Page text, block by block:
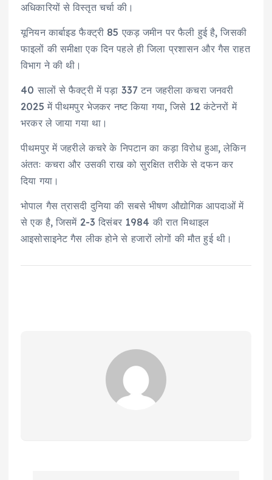
अधिकारियों से विस्तृत चर्चा की।
यूनियन कार्बाइड फैक्ट्री 85 एकड़ जमीन पर फैली हुई है, जिसकी
फाइलों की समीक्षा एक दिन पहले ही जिला प्रशासन और गैस राहत
विभाग ने की थी।
40 सालों से फैक्ट्री में पड़ा 337 टन जहरीला कचरा जनवरी
2025 में पीथमपुर भेजकर नष्ट किया गया, जिसे 12 कंटेनरों में
भरकर ले जाया गया था।
पीथमपुर में जहरीले कचरे के निपटान का कड़ा विरोध हुआ, लेकिन
अंततः कचरा और उसकी राख को सुरक्षित तरीके से दफन कर
दिया गया।
भोपाल गैस त्रासदी दुनिया की सबसे भीषण औद्योगिक आपदाओं में
से एक है, जिसमें 2-3 दिसंबर 1984 की रात मिथाइल
आइसोसाइनेट गैस लीक होने से हजारों लोगों की मौत हुई थी।